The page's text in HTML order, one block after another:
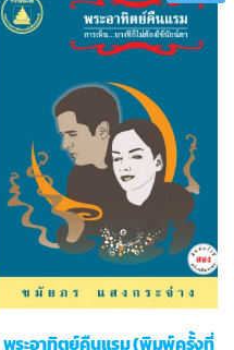
พระอาทิตย์คืนแรม (พิมพ์ครั้งที่